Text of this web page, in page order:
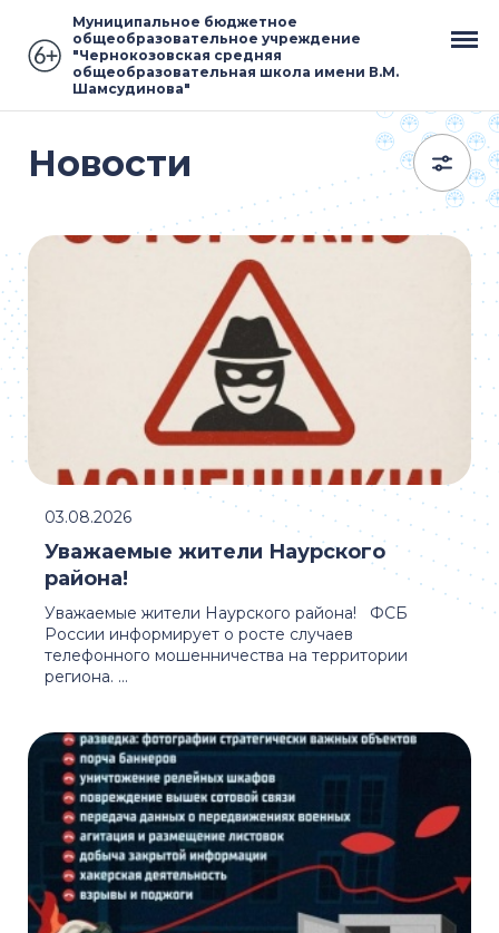
Муниципальное бюджетное
общеобразовательное учреждение
"Чернокозовская средняя
общеобразовательная школа имени В.М.
Шамсудинова"
Новости
Уважаемые жители Наурского района! ФСБ
России информирует о росте случаев
телефонного мошенничества на территории
региона. ...
Уважаемые жители Наурского
района!
03.08.2026